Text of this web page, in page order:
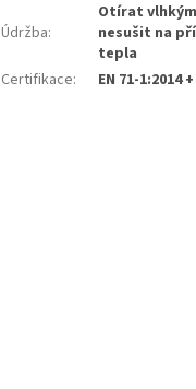
Údržba:
Otírat
nesušit na
tepla
Certifikace: EN 71-1:2014